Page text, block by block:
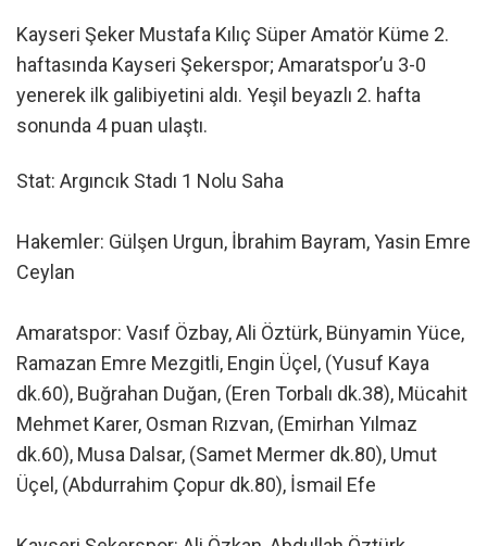
Kayseri Şeker Mustafa Kılıç Süper Amatör Küme 2.
haftasında Kayseri Şekerspor; Amaratspor’u 3-0
yenerek ilk galibiyetini aldı. Yeşil beyazlı 2. hafta
sonunda 4 puan ulaştı.
Stat: Argıncık Stadı 1 Nolu Saha
Hakemler: Gülşen Urgun, İbrahim Bayram, Yasin Emre
Ceylan
Amaratspor: Vasıf Özbay, Ali Öztürk, Bünyamin Yüce,
Ramazan Emre Mezgitli, Engin Üçel, (Yusuf Kaya
dk.60), Buğrahan Duğan, (Eren Torbalı dk.38), Mücahit
Mehmet Karer, Osman Rızvan, (Emirhan Yılmaz
dk.60), Musa Dalsar, (Samet Mermer dk.80), Umut
Üçel, (Abdurrahim Çopur dk.80), İsmail Efe